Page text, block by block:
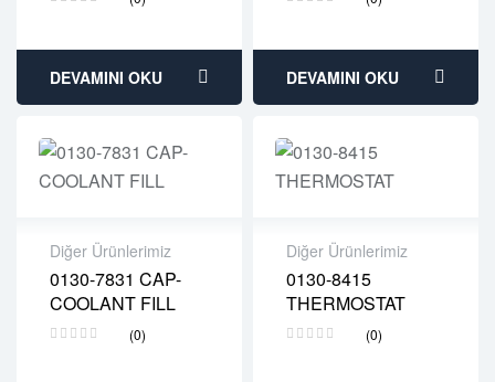
DEVAMINI OKU DEVAMINI OKU
Diğer Ürünlerimiz
0130-7831 CAP-
COOLANT FILL
(0)
2 years warranty
Delivery time: 1-2
business days
Diğer Ürünlerimiz
0130-8415
THERMOSTAT
(0)
2 years warranty
Delivery time: 1-2
business days